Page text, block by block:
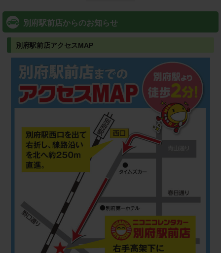
別府駅前店からのお知らせ
別府駅前店アクセスMAP